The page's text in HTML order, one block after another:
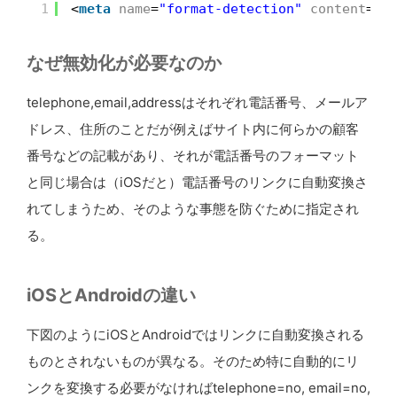
1 <meta name="format-detection" content=
なぜ無効化が必要なのか
telephone,email,addressはそれぞれ電話番号、メールア
ドレス、住所のことだが例えばサイト内に何らかの顧客
番号などの記載があり、それが電話番号のフォーマット
と同じ場合は（iOSだと）電話番号のリンクに自動変換さ
れてしまうため、そのような事態を防ぐために指定され
る。
iOSとAndroidの違い
下図のようにiOSとAndroidではリンクに自動変換される
ものとされないものが異なる。そのため特に自動的にリ
ンクを変換する必要がなければtelephone=no, email=no,